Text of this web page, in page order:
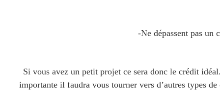
-Ne dépassent pas un
Si vous avez un petit projet ce sera donc le crédit
importante il faudra vous tourner vers d’autres types